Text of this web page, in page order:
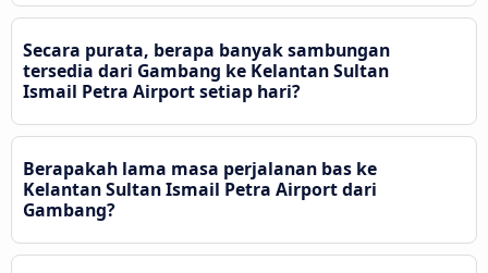
Secara purata, berapa banyak sambungan
tersedia dari Gambang ke Kelantan Sultan
Ismail Petra Airport setiap hari?
Berapakah lama masa perjalanan bas ke
Kelantan Sultan Ismail Petra Airport dari
Gambang?